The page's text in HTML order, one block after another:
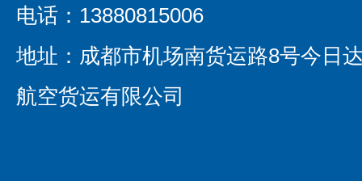
电话：13880815006
地址：成都市机场南货运路8号今日
航空货运有限公司